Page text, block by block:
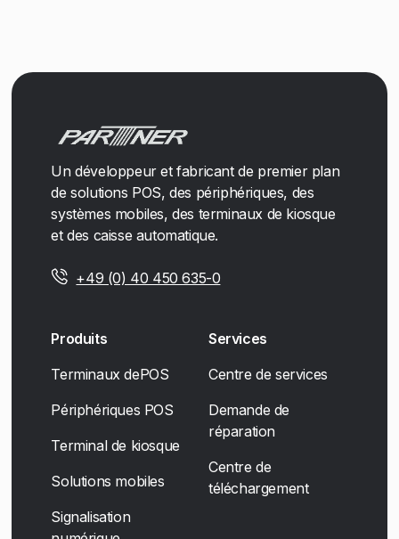
Un développeur et fabricant de premier plan
de solutions POS, des périphériques, des
systèmes mobiles, des terminaux de kiosque
et des caisse automatique.
+49 (0) 40 450 635-0
Produits
Terminaux dePOS
Périphériques POS
Terminal de kiosque
Solutions mobiles
Signalisation
Services
Centre de services
Demande de
réparation
Centre de
téléchargement